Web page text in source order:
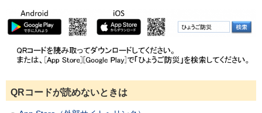
QRコードが読めないときは